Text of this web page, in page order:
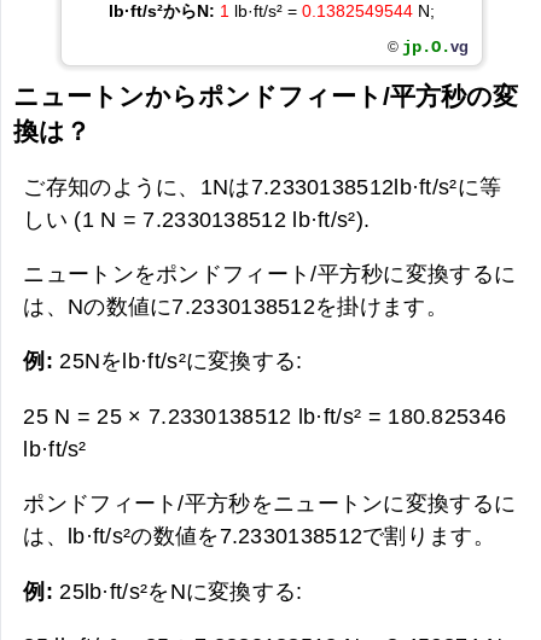
lb·ft/s²からN: 1 lb·ft/s² = 0.1382549544 N;
© jp.O.vg
ニュートンからポンドフィート/平方秒の変
換は？
ご存知のように、1Nは7.2330138512lb·ft/s²に等
しい (1 N = 7.2330138512 lb·ft/s²).
ニュートンをポンドフィート/平方秒に変換するに
は、Nの数値に7.2330138512を掛けます。
例:25Nをlb·ft/s²に変換する:
25 N = 25 × 7.2330138512 lb·ft/s² = 180.825346
lb·ft/s²
ポンドフィート/平方秒をニュートンに変換するに
は、lb·ft/s²の数値を7.2330138512で割ります。
例: 25lb·ft/s²をNに変換する: